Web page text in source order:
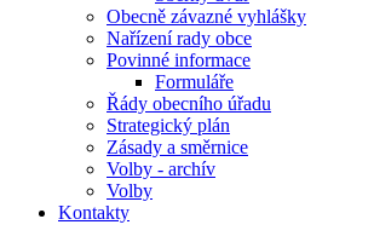
Obecně závazné vyhlášky
Nařízení rady obce
Povinné informace
Formuláře
Řády obecního úřadu
Strategický plán
Zásady a směrnice
Volby - archív
Volby
Kontakty